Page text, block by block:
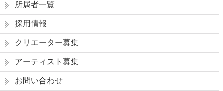
所属者一覧
採用情報
クリエーター募集
アーティスト募集
お問い合わせ